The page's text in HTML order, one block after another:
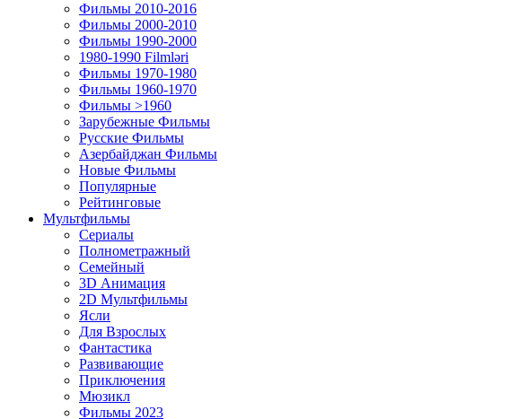
Фильмы 2010-2016
Фильмы 2000-2010
Фильмы 1990-2000
1980-1990 Filmləri
Фильмы 1970-1980
Фильмы 1960-1970
Фильмы >1960
Зарубежные Фильмы
Русские Фильмы
Азербайджан Фильмы
Новые Фильмы
Популярные
Рейтинговые
Мультфильмы
Сериалы
Полнометражный
Семейный
3D Анимация
2D Мультфильмы
Ясли
Для Взрослых
Фантастика
Развивающие
Приключения
Мюзикл
Фильмы 2023